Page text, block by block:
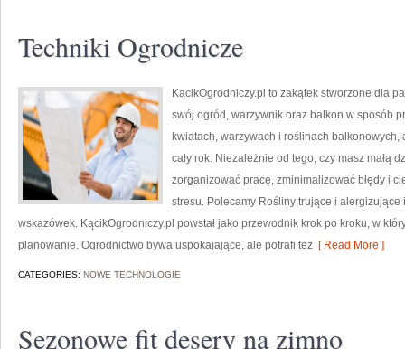
Techniki Ogrodnicze
KącikOgrodniczy.pl to zakątek stworzone dla
swój ogród, warzywnik oraz balkon w sposób
kwiatach, warzywach i roślinach
cały rok. Niezależnie od tego, czy masz małą
zorganizować pracę, zminimalizować błędy i
stresu. Polecamy Rośliny trujące i
wskazówek. KącikOgrodniczy.pl powstał jako przewodnik krok po kroku, w
planowanie. Ogrodnictwo bywa uspokajające, ale potrafi też [ Read More ]
CATEGORIES: NOWE TECHNOLOGIE
Sezonowe fit desery na zimno